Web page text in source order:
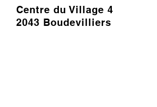
Centre du Village 4
2043 Boudevilliers